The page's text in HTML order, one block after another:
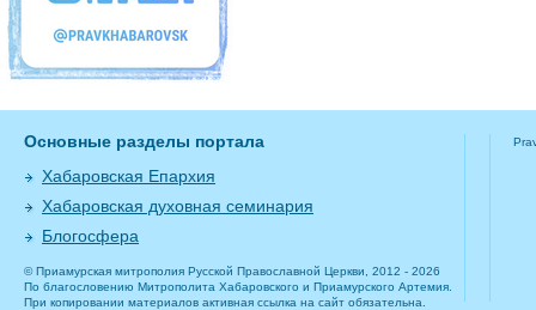
Основные разделы портала
Хабаровская Епархия
Хабаровская духовная семинария
Блогосфера
© Приамурская митрополия Русской Православной Церкви, 2012 - 2026
По благословению Митрополита Хабаровского и Приамурского Артемия.
При копировании материалов активная ссылка на сайт обязательна.